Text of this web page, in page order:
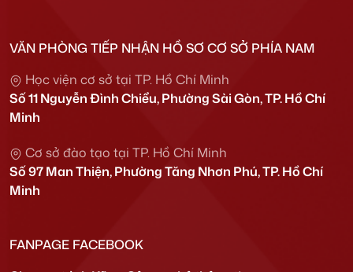
VĂN PHÒNG TIẾP NHẬN HỒ SƠ CƠ SỞ PHÍA NAM
Học viện cơ sở tại TP. Hồ Chí Minh
Số 11 Nguyễn Đình Chiểu, Phường Sài Gòn, TP. Hồ Chí
Minh
Cơ sở đào tạo tại TP. Hồ Chí Minh
Số 97 Man Thiện, Phường Tăng Nhơn Phú, TP. Hồ Chí
Minh
FANPAGE FACEBOOK